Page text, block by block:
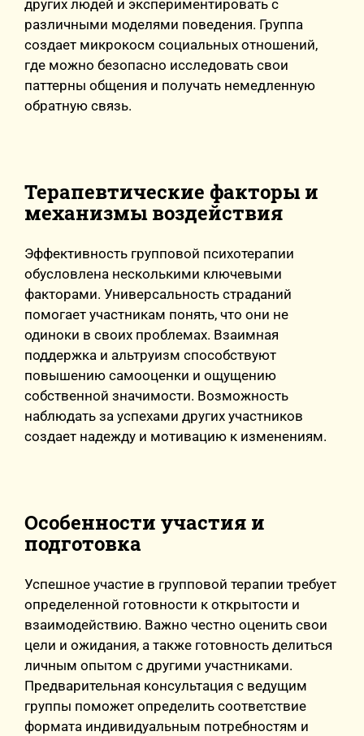
других людей и экспериментировать с
различными моделями поведения. Группа
создает микрокосм социальных отношений,
где можно безопасно исследовать свои
паттерны общения и получать немедленную
обратную связь.
Терапевтические факторы и
механизмы воздействия
Эффективность групповой психотерапии
обусловлена несколькими ключевыми
факторами. Универсальность страданий
помогает участникам понять, что они не
одиноки в своих проблемах. Взаимная
поддержка и альтруизм способствуют
повышению самооценки и ощущению
собственной значимости. Возможность
наблюдать за успехами других участников
создает надежду и мотивацию к изменениям.
Особенности участия и
подготовка
Успешное участие в групповой терапии требует
определенной готовности к открытости и
взаимодействию. Важно честно оценить свои
цели и ожидания, а также готовность делиться
личным опытом с другими участниками.
Предварительная консультация с ведущим
группы поможет определить соответствие
формата индивидуальным потребностям и